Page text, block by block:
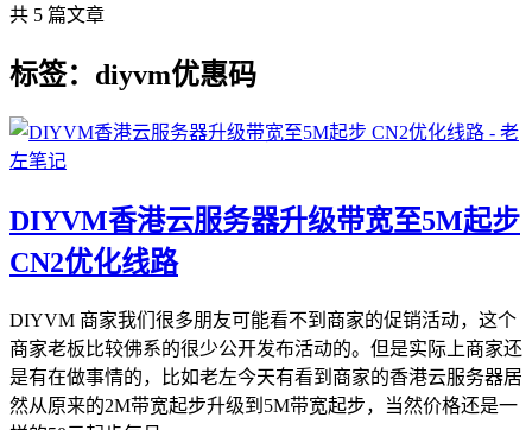
共 5 篇文章
标签：diyvm优惠码
DIYVM香港云服务器升级带宽至5M起步
CN2优化线路
DIYVM 商家我们很多朋友可能看不到商家的促销活动，这个
商家老板比较佛系的很少公开发布活动的。但是实际上商家还
是有在做事情的，比如老左今天有看到商家的香港云服务器居
然从原来的2M带宽起步升级到5M带宽起步，当然价格还是一